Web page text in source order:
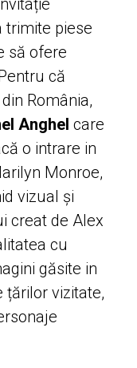
trimite piese
să ofere
că
România,
Anghel care
o intrare in
Monroe,
vizual și
creat de Alex
cu
găsite in
țărilor vizitate,